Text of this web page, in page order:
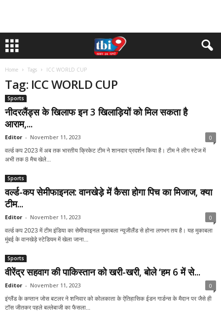
Home Tags ICC WORLD CUP
Tag: ICC WORLD CUP
Sports
नीदरलैंड्स के खिलाफ इन 3 खिलाड़ियों को मिल सकता है
आराम,...
Editor - November 11, 2023 0
वर्ल्ड कप 2023 में अब तक भारतीय क्रिकेट टीम ने शानदार प्रदर्शन किया है। टीम ने लीग स्टेज में
अभी तक 8 मैच खेले...
Sports
वर्ल्ड-कप सेमीफाइनल: वानखेड़े में कैसा होगा पिच का मिजाज, क्या
टीम...
Editor - November 11, 2023 0
वर्ल्ड कप 2023 में टीम इंडिया का सेमीफाइनल मुकाबला न्यूजीलैंड से होना लगभग तय है। यह मुकाबला
मुंबई के वानखेड़े स्टेडियम में खेला जाना...
Sports
वीरेंद्र सहवाग की पाकिस्तान को खरी-खरी, बोले ‘हम 6 में से...
Editor - November 11, 2023 0
इंग्लैंड के कप्तान जोस बटलर ने शनिवार को कोलकाता के ऐतिहासिक ईडन गार्डन्स के मैदान पर जैसे ही
टॉस जीतकर पहले बल्लेबाजी का फैसला...